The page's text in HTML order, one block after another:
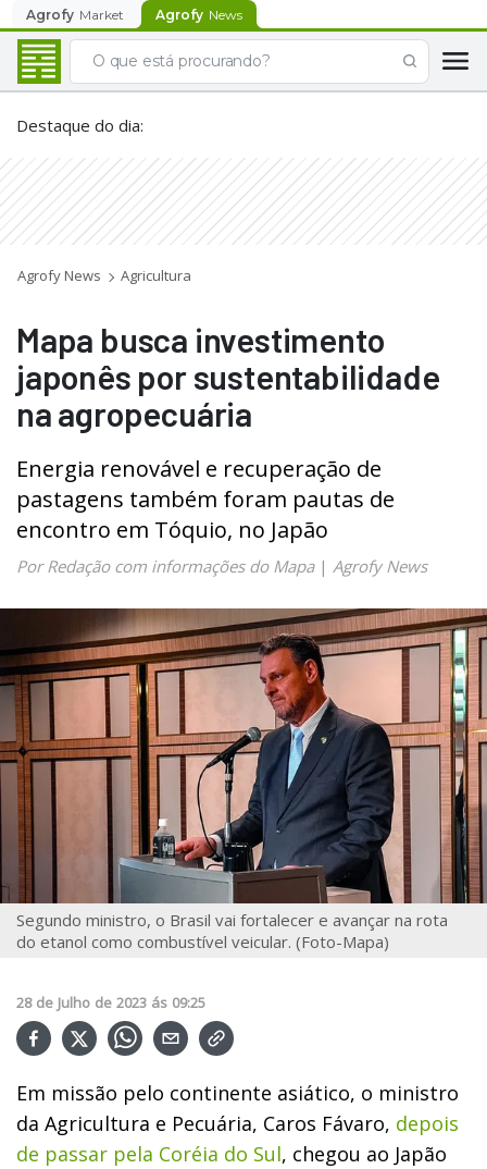
Agrofy Market Agrofy News
Destaque do dia:
Agrofy News Agricultura
Mapa busca investimento
japonês por sustentabilidade
na agropecuária
Energia renovável e recuperação de
pastagens também foram pautas de
encontro em Tóquio, no Japão
Por Redação com informações do Mapa| Agrofy News
Segundo ministro, o Brasil vai fortalecer e avançar na rota
do etanol como combustível veicular. (Foto-Mapa)
28 de Julho de 2023 ás 09:25
Em missão pelo continente asiático, o ministro
da Agricultura e Pecuária, Caros Fávaro, depois
de passar pela Coréia do Sul, chegou ao Japão